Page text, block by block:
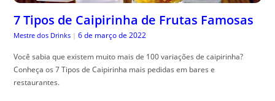
7 Tipos de Caipirinha de Frutas Famosas
Mestre dos Drinks | 6 de março de 2022
Você sabia que existem muito mais de 100 variações de caipirinha?
Conheça os 7 Tipos de Caipirinha mais pedidas em bares e
restaurantes.